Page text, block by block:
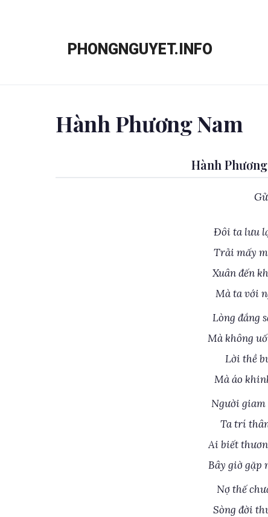
PHONGNGUYET.INFO
Hành Phương Nam
Hành
Đôi ta lưu
Trải mấy
Xuân đến
Mà ta với
Lòng đắng
Mà không
Lời thề
Mà áo
Người giam
Ta trí
Ai biết
Bây giờ gặp
Nợ thế
Sòng đời